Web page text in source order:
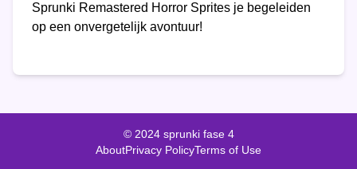
Sprunki Remastered Horror Sprites je begeleiden
op een onvergetelijk avontuur!
© 2024 sprunki fase 4
AboutPrivacy PolicyTerms of Use